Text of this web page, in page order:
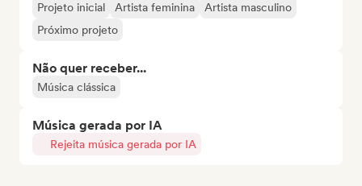
Projeto inicial Artista feminina
Artista masculino
Próximo projeto
Não quer receber...
Música clássica
Música gerada por IA
Rejeita música gerada por IA